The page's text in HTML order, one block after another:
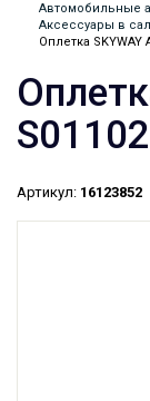
Автомобильные
Аксессуары в
Оплетка SKYWAY
Артикул: 16123852